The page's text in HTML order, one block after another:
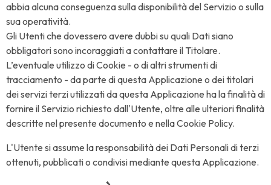
abbia alcuna conseguenza sulla disponibilità del Servizio o sulla
sua operatività.
Gli Utenti che dovessero avere dubbi su quali Dati siano
obbligatori sono incoraggiati a contattare il Titolare.
L’eventuale utilizzo di Cookie - o di altri strumenti di
tracciamento - da parte di questa Applicazione o dei titolari
dei servizi terzi utilizzati da questa Applicazione ha la finalità di
fornire il Servizio richiesto dall'Utente, oltre alle ulteriori finalità
descritte nel presente documento e nella Cookie Policy.
L'Utente si assume la responsabilità dei Dati Personali di terzi
ottenuti, pubblicati o condivisi mediante questa Applicazione.